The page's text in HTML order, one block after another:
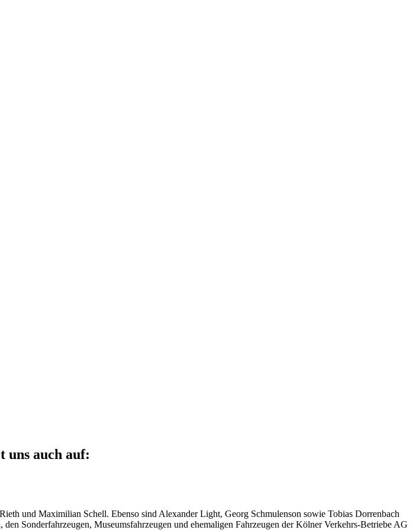
uns auch auf:
und Maximilian Schell. Ebenso sind Alexander Light, Georg Schmulenson sowie Tobias Dorrenbach
Sonderfahrzeugen, Museumsfahrzeugen und ehemaligen Fahrzeugen der Kölner Verkehrs-Betriebe AG